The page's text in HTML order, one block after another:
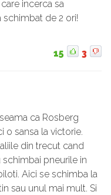
incerca sa
de 2 ori!
15 3
ca Rosberg
o sansa la victorie.
din trecut cand
pneurile in
Aici se schimba la
sau unul mai mult. Si